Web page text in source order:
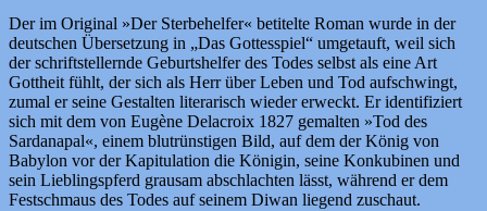
Der im Original »Der Sterbehelfer« betitelte Roman wurde in der
deutschen Übersetzung in „Das Gottesspiel“ umgetauft, weil sich
der schriftstellernde Geburtshelfer des Todes selbst als eine Art
Gottheit fühlt, der sich als Herr über Leben und Tod aufschwingt,
zumal er seine Gestalten literarisch wieder erweckt. Er identifiziert
sich mit dem von Eugène Delacroix 1827 gemalten »Tod des
Sardanapal«, einem blutrünstigen Bild, auf dem der König von
Babylon vor der Kapitulation die Königin, seine Konkubinen und
sein Lieblingspferd grausam abschlachten lässt, während er dem
Festschmaus des Todes auf seinem Diwan liegend zuschaut.